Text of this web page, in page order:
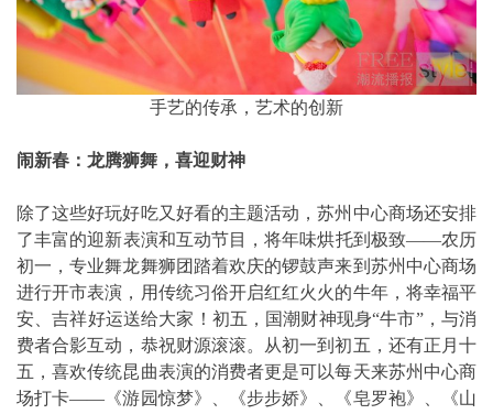
手艺的传承，艺术的创新
闹新春：龙腾狮舞，喜迎财神
除了这些好玩好吃又好看的主题活动，苏州中心商场还安排
了丰富的迎新表演和互动节目，将年味烘托到极致——农历
初一，专业舞龙舞狮团踏着欢庆的锣鼓声来到苏州中心商场
进行开市表演，用传统习俗开启红红火火的牛年，将幸福平
安、吉祥好运送给大家！初五，国潮财神现身“牛市”，与消
费者合影互动，恭祝财源滚滚。从初一到初五，还有正月十
五，喜欢传统昆曲表演的消费者更是可以每天来苏州中心商
场打卡——《游园惊梦》、《步步娇》、《皂罗袍》、《山